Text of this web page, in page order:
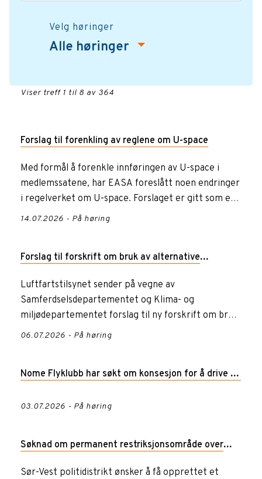
Velg høringer
Alle høringer
Viser treff 1 til 8 av 364
Forslag til forenkling av reglene om U-space
Med formål å forenkle innføringen av U-space i
medlemssatene, har EASA foreslått noen endringer
i regelverket om U-space. Forslaget er gitt som et
tillegg til NPA...
14.07.2026 - På høring
Forslag til forskrift om bruk av alternative
flydrivstoff (ReFuelEU Aviation-forskriften)
Luftfartstilsynet sender på vegne av
Samferdselsdepartementet og Klima- og
miljødepartementet forslag til ny forskrift om bruk
av alternative flydrivstoff på høri...
06.07.2026 - På høring
Nome Flyklubb har søkt om konsesjon for å drive og
03.07.2026 - På høring
Søknad om permanent restriksjonsområde over
Kongeparken i Gjesdal kommune
Sør-Vest politidistrikt ønsker å få opprettet et